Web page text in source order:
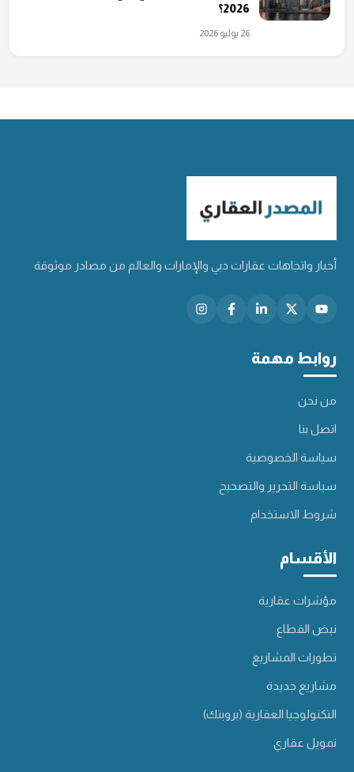
2026؟
26 يوليو 2026
أخبار واتجاهات عقارات دبي والإمارات والعالم من مصادر موثوقة
روابط مهمة
من نحن
اتصل بنا
سياسة الخصوصية
سياسة التحرير والتصحيح
شروط الاستخدام
الأقسام
مؤشرات عقارية
نبض القطاع
تطورات المشاريع
مشاريع جديدة
التكنولوجيا العقارية (بروبتك)
تمويل عقاري